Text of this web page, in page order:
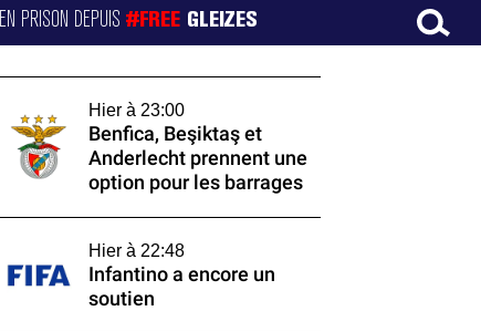
EN PRISON DEPUIS#FREE GLEIZES
Hier à 23:00
Benfica, Beşiktaş et
Anderlecht prennent une
option pour les barrages
Hier à 22:48
Infantino a encore un
soutien